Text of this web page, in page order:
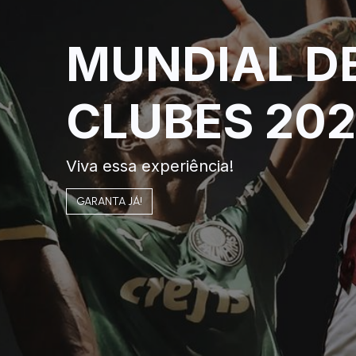
MUNDIAL
CLUBES
Viva essa experiência!
GARANTA JÁ!